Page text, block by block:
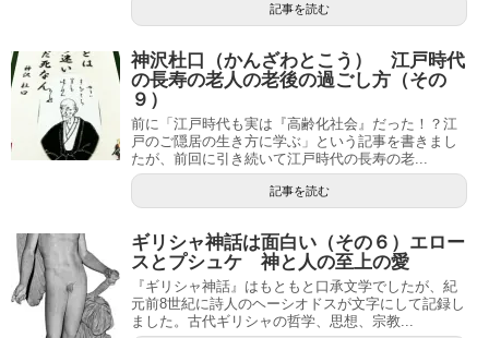
記事を読む
神沢杜口（かんざわとこう） 江戸時代
の長寿の老人の老後の過ごし方（その
９）
前に「江戸時代も実は『高齢化社会』だった！？江
戸のご隠居の生き方に学ぶ」という記事を書きまし
たが、前回に引き続いて江戸時代の長寿の老...
記事を読む
ギリシャ神話は面白い（その６）エロー
スとプシュケ 神と人の至上の愛
『ギリシャ神話』はもともと口承文学でしたが、紀
元前8世紀に詩人のヘーシオドスが文字にして記録し
ました。古代ギリシャの哲学、思想、宗教...